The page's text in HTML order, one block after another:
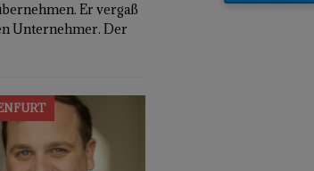
Er vergaß
Unternehmer. Der